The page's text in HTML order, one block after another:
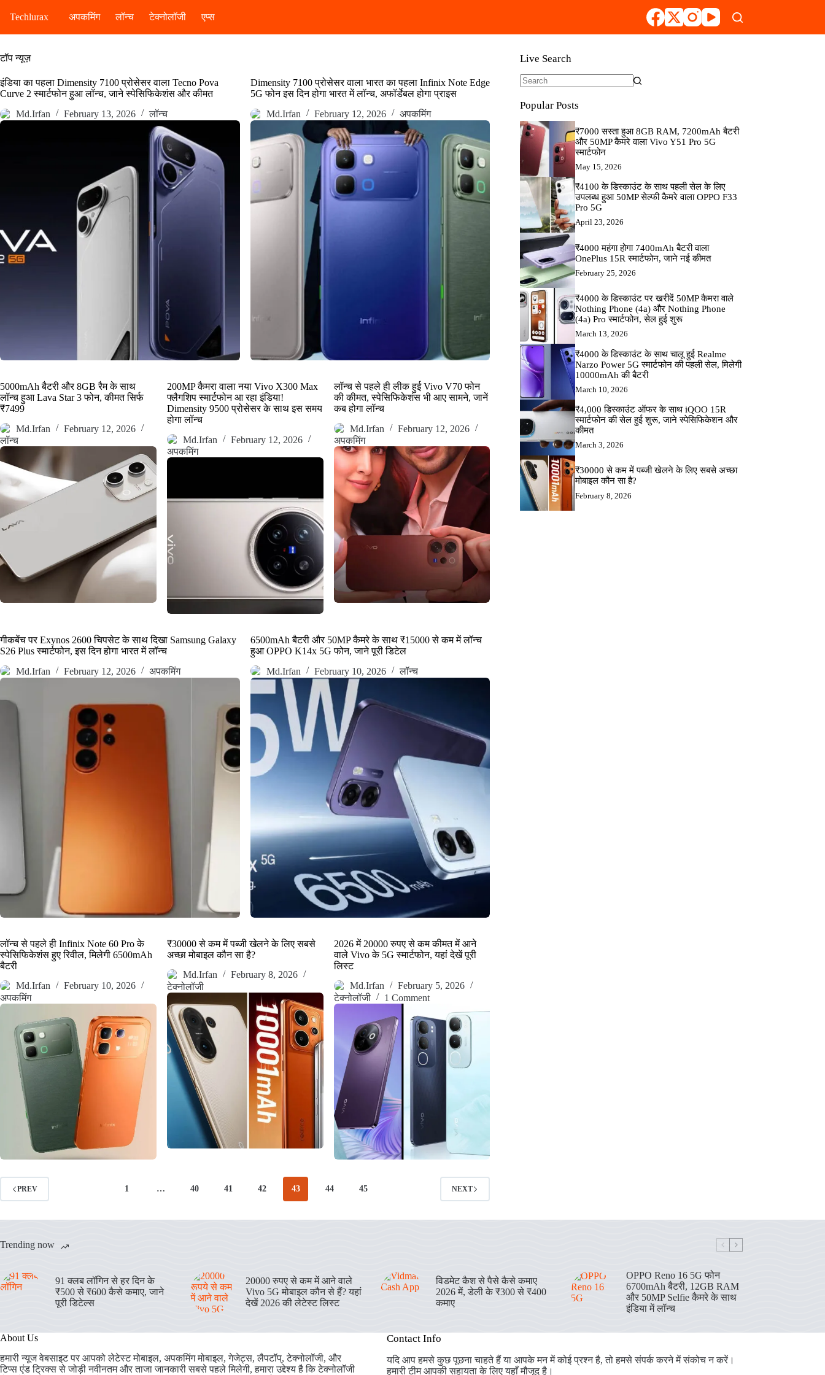
Techlurax अपकमिंग लॉन्च टेक्नोलॉजी एप्स
टॉप न्यूज़
इंडिया का पहला Dimensity 7100 प्रोसेसर वाला Tecno Pova
Curve 2 स्मार्टफोन हुआ लॉन्च, जाने स्पेसिफिकेशंस और कीमत
Md.Irfan
February 13, 2026 लॉन्च
Dimensity 7100 प्रोसेसर वाला भारत का पहला Infinix Note Edge
5G फोन इस दिन होगा भारत में लॉन्च, अफॉर्डेबल होगा प्राइस
Md.Irfan
February 12, 2026 अपकमिंग
5000mAh बैटरी और 8GB रैम के साथ
लॉन्च हुआ Lava Star 3 फोन, कीमत सिर्फ
₹7499
Md.Irfan
February 12, 2026
लॉन्च
200MP कैमरा वाला नया Vivo X300 Max
फ्लैगशिप स्मार्टफोन आ रहा इंडिया!
Dimensity 9500 प्रोसेसर के साथ इस समय
होगा लॉन्च
Md.Irfan
February 12, 2026
अपकमिंग
लॉन्च से पहले ही लीक हुई Vivo V70 फोन
की कीमत, स्पेसिफिकेशंस भी आए सामने, जानें
कब होगा लॉन्च
Md.Irfan
February 12, 2026
अपकमिंग
गीकबेंच पर Exynos 2600 चिपसेट के साथ दिखा Samsung Galaxy
S26 Plus स्मार्टफोन, इस दिन होगा भारत में लॉन्च
Md.Irfan
February 12, 2026 अपकमिंग
6500mAh बैटरी और 50MP कैमरे के साथ ₹15000 से कम में लॉन्च
हुआ OPPO K14x 5G फोन, जाने पूरी डिटेल
Md.Irfan
February 10, 2026 लॉन्च
लॉन्च से पहले ही Infinix Note 60 Pro के
स्पेसिफिकेशंस हुए रिवील, मिलेगी 6500mAh
बैटरी
Md.Irfan
February 10, 2026
अपकमिंग
₹30000 से कम में पब्जी खेलने के लिए सबसे
अच्छा मोबाइल कौन सा है?
Md.Irfan
February 8, 2026
टेक्नोलॉजी
2026 में 20000 रुपए से कम कीमत में आने
वाले Vivo के 5G स्मार्टफोन, यहां देखें पूरी
लिस्ट
Md.Irfan
February 5, 2026
टेक्नोलॉजी
1 Comment
PREV 1 … 40 41 42 43 44 45 NEXT
Live Search
results
Popular Posts
₹7000 सस्ता हुआ 8GB RAM, 7200mAh बैटरी
और 50MP कैमरे वाला Vivo Y51 Pro 5G
स्मार्टफोन
May 15, 2026
₹4100 के डिस्काउंट के साथ पहली सेल के लिए
उपलब्ध हुआ 50MP सेल्फी कैमरे वाला OPPO F33
Pro 5G
April 23, 2026
₹4000 महंगा होगा 7400mAh बैटरी वाला
OnePlus 15R स्मार्टफोन, जाने नई कीमत
February 25, 2026
₹4000 के डिस्काउंट पर खरीदें 50MP कैमरा वाले
Nothing Phone (4a) और Nothing Phone
(4a) Pro स्मार्टफोन, सेल हुई शुरू
March 13, 2026
₹4000 के डिस्काउंट के साथ चालू हुई Realme
Narzo Power 5G स्मार्टफोन की पहली सेल, मिलेगी
10000mAh की बैटरी
March 10, 2026
₹4,000 डिस्काउंट ऑफर के साथ iQOO 15R
स्मार्टफोन की सेल हुई शुरू, जाने स्पेसिफिकेशन और
कीमत
March 3, 2026
₹30000 से कम में पब्जी खेलने के लिए सबसे अच्छा
मोबाइल कौन सा है?
February 8, 2026
Trending now
91 क्लब लॉगिन से हर दिन के
₹500 से ₹600 कैसे कमाए, जाने
पूरी डिटेल्स
20000 रुपए से कम में आने वाले
Vivo 5G मोबाइल कौन से हैं? यहां
देखें 2026 की लेटेस्ट लिस्ट
विडमेट कैश से पैसे कैसे कमाए
2026 में, डेली के ₹300 से ₹400
कमाए
OPPO Reno 16 5G फोन
6700mAh बैटरी, 12GB RAM
और 50MP Selfie कैमरे के साथ
इंडिया में लॉन्च
About Us
हमारी न्यूज वेबसाइट पर आपको लेटेस्ट मोबाइल, अपकमिंग मोबाइल, गेजेट्स, लैपटॉप्, टेक्नोलॉजी, और
टिप्स एंड ट्रिक्स से जोड़ी नवीनतम और ताजा जानकारी सबसे पहले मिलेगी, हमारा उद्देश्य है कि टेक्नोलॉजी
Contact Info
यदि आप हमसे कुछ पूछना चाहते हैं या आपके मन में कोई प्रश्न है, तो हमसे संपर्क करने में संकोच न करें।
हमारी टीम आपकी सहायता के लिए यहाँ मौजूद है।